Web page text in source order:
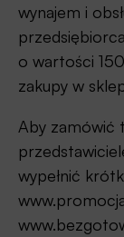
wynajem i
o wartości
zakupy w
Aby zamówić
wypełnić